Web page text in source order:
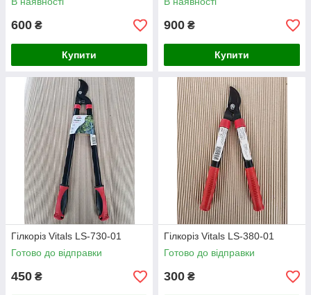
600 ₴
Купити
900 ₴
Купити
Гілкоріз Vitals LS-730-01
Готово до відправки
450 ₴
Гілкоріз Vitals LS-380-01
Готово до відправки
300 ₴